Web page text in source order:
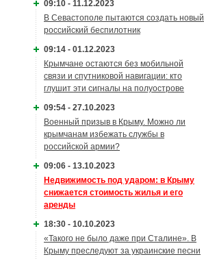
09:10 - 11.12.2023
В Севастополе пытаются создать новый
российский беспилотник
09:14 - 01.12.2023
Крымчане остаются без мобильной
связи и спутниковой навигации: кто
глушит эти сигналы на полуострове
09:54 - 27.10.2023
Военный призыв в Крыму. Можно ли
крымчанам избежать службы в
российской армии?
09:06 - 13.10.2023
Недвижимость под ударом: в Крыму
снижается стоимость жилья и его
аренды
18:30 - 10.10.2023
«Такого не было даже при Сталине». В
Крыму преследуют за украинские песни